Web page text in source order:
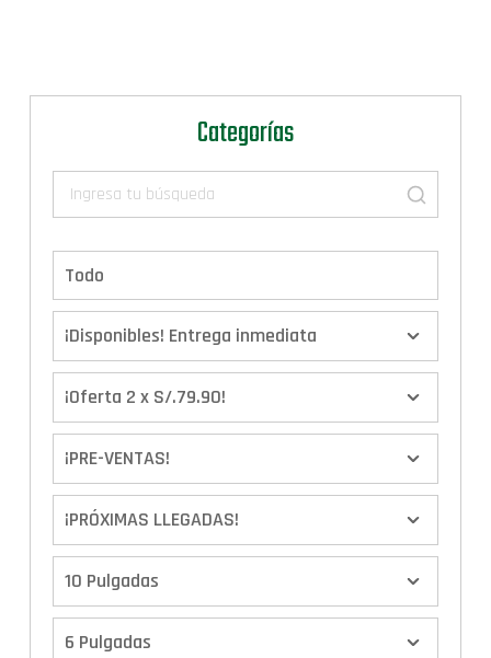
Categorías
Todo
¡Disponibles! Entrega inmediata
¡Oferta 2 x S/.79.90!
¡PRE-VENTAS!
¡PRÓXIMAS LLEGADAS!
10 Pulgadas
6 Pulgadas